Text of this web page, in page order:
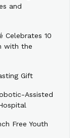
and
Celebrates 10
with the
Gift
Assisted
Free Youth